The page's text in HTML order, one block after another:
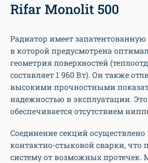
Rifar Monolit 500
Радиатор имеет
в которой предусмотрена
геометрия поверхностей
составляет 1 960 Вт). Он также
высокими прочностными
надежностью в эксплуатации. Это
обеспечивается отсутствием
Соединение секций осуществлено
контактно-стыковой сварки, что
систему от возможных протечек.